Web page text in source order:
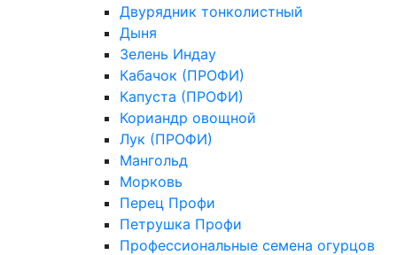
Двурядник тонколистный
Дыня
Зелень Индау
Кабачок (ПРОФИ)
Капуста (ПРОФИ)
Кориандр овощной
Лук (ПРОФИ)
Мангольд
Морковь
Перец Профи
Петрушка Профи
Профессиональные семена огурцов